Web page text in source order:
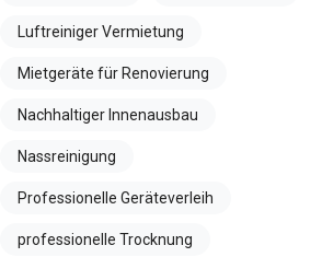
Luftreiniger Vermietung
Mietgeräte für Renovierung
Nachhaltiger Innenausbau
Nassreinigung
Professionelle Geräteverleih
professionelle Trocknung